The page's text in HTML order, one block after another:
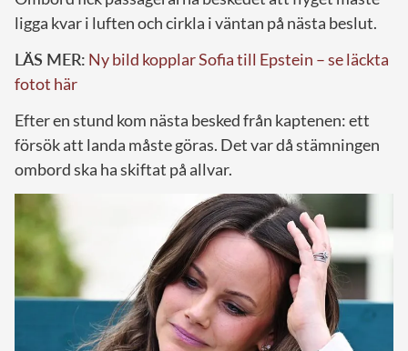
ligga kvar i luften och cirkla i väntan på nästa beslut.
LÄS MER: Ny bild kopplar Sofia till Epstein – se läckta
fotot här
Efter en stund kom nästa besked från kaptenen: ett
försök att landa måste göras. Det var då stämningen
ombord ska ha skiftat på allvar.